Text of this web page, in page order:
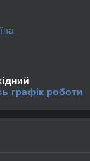
графік роботи